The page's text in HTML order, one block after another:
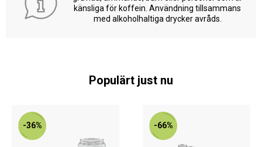
känsliga för koffein. Användning tillsammans
med alkoholhaltiga drycker avråds.
Populärt just nu
-36% -66%